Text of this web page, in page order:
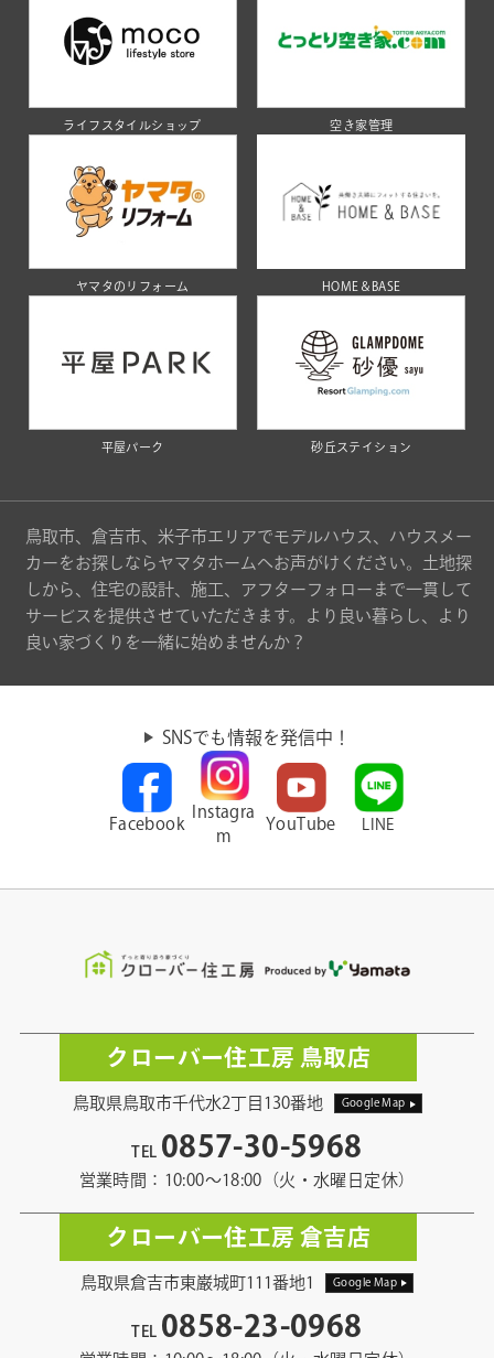
ライフスタイルショップ 空き家管理
ヤマタのリフォーム HOME＆BASE
平屋パーク 砂丘ステイション
鳥取市、倉吉市、米子市エリアでモデルハウス、ハウスメー
カーをお探しならヤマタホームへお声がけください。土地探
しから、住宅の設計、施工、アフターフォローまで一貫して
サービスを提供させていただきます。より良い暮らし、より
良い家づくりを一緒に始めませんか？
SNSでも情報を発信中！
Facebook
Instagra
m
YouTube LINE
クローバー住工房 鳥取店
鳥取県鳥取市千代水2丁目130番地 Google Map
TEL 0857-30-5968
営業時間：10:00〜18:00（火・水曜日定休）
クローバー住工房 倉吉店
鳥取県倉吉市東巌城町111番地1 Google Map
TEL 0858-23-0968